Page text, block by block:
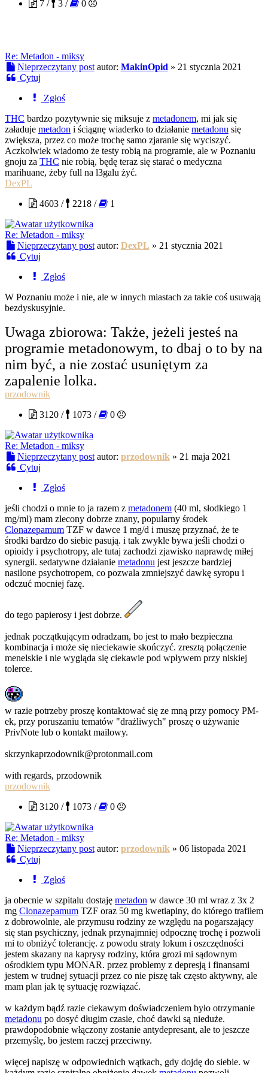
7 / 3 / 0
Re: Metadon - miksy
Nieprzeczytany post autor: MakinOpid » 21 stycznia 2021
Cytuj
Zgłoś
THC bardzo pozytywnie się miksuje z metadonem, mi jak się
załaduje metadon i ściągnę wiaderko to działanie metadonu się
zwiększa, przez co może trochę samo zjaranie się wyciszyć.
Aczkolwiek wiadomo że testy robią na programie, ale w Poznaniu
gnoju za THC nie robią, będę teraz się starać o medyczna
marihuane, żeby full na l3galu żyć.
DexPL
4603 /
2218 / 1
Re: Metadon - miksy
Nieprzeczytany post autor: DexPL » 21 stycznia 2021
Cytuj
Zgłoś
W Poznaniu może i nie, ale w innych miastach za takie coś usuwają
bezdyskusyjnie.
Uwaga zbiorowa: Także, jeżeli jesteś na
programie metadonowym, to dbaj o to by na
nim być, a nie zostać usuniętym za
zapalenie lolka.
przodownik
3120 /
1073 / 0
Re: Metadon - miksy
Nieprzeczytany post autor: przodownik » 21 maja 2021
Cytuj
Zgłoś
jeśli chodzi o mnie to ja razem z metadonem (40 ml, słodkiego 1
mg/ml) mam zlecony dobrze znany, popularny środek
Clonazepamum TZF w dawce 1 mg/d i muszę przyznać, że te
środki bardzo do siebie pasują. i tak zwykle bywa jeśli chodzi o
opioidy i psychotropy, ale tutaj zachodzi zjawisko naprawdę miłej
synergii. sedatywne działanie metadonu jest jeszcze bardziej
nasilone psychotropem, co pozwala zmniejszyć dawkę syropu i
odczuć mocniej fazę.
do tego papierosy i jest dobrze.
jednak początkującym odradzam, bo jest to mało bezpieczna
kombinacja i może się nieciekawie skończyć. zresztą połączenie
menelskie i nie wygląda się ciekawie pod wpływem przy niskiej
tolerce.
w razie potrzeby proszę kontaktować się ze mną przy pomocy PM-
ek, przy poruszaniu tematów "drażliwych" proszę o używanie
PrivNote lub o kontakt mailowy.
skrzynkaprzodownik@protonmail.com
with regards, przodownik
przodownik
3120 /
1073 / 0
Re: Metadon - miksy
Nieprzeczytany post autor: przodownik » 06 listopada 2021
Cytuj
Zgłoś
ja obecnie w szpitalu dostaję metadon w dawce 30 ml wraz z 3x 2
mg Clonazepamum TZF oraz 50 mg kwetiapiny, do którego trafiłem
z dobrowolnie, ale przymusu rodziny ze względu na pogarszający
się stan psychiczny, jednak przynajmniej odpocznę trochę i pozwoli
mi to obniżyć tolerancję. z powodu straty lokum i oszczędności
jestem skazany na kaprysy rodziny, która grozi mi sądownym
ośrodkiem typu MONAR. przez problemy z depresją i finansami
jestem w trudnej sytuacji przez co nie piszę tak często aktywny, ale
mam plan jak tę sytuację rozwiązać.
w każdym bądź razie ciekawym doświadczeniem było otrzymanie
metadonu po dosyć długim czasie, choć dawki są nieduże.
prawdopodobnie włączony zostanie antydepresant, ale to jeszcze
przemyślę, bo jestem raczej przeciwny.
więcej napiszę w odpowiednich wątkach, gdy dojdę do siebie. w